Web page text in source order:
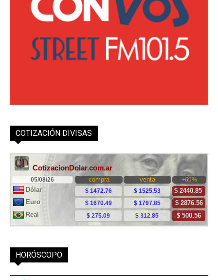
COTIZACIÓN DIVISAS
HORÓSCOPO